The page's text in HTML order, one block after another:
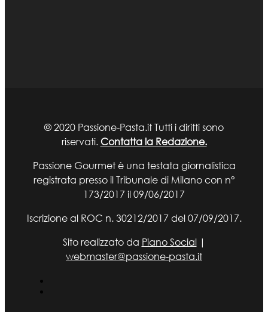
© 2020 Passione-Pasta.it Tutti i diritti sono
riservati. Contatta la Redazione.
Passione Gourmet è una testata giornalistica
registrata presso il Tribunale di Milano con n°
173/2017 il 09/06/2017
Iscrizione al ROC n. 30212/2017 del 07/09/2017.
Sito realizzato da Piano Social|
webmaster@passione-pasta.it